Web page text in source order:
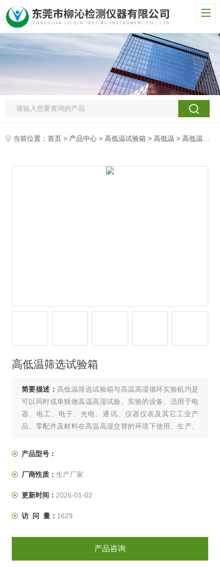
当前位置：首页 > 产品中心 >高低温试验箱 >高低温 > 高低温筛选试验箱
高低温筛选试验箱
简要描述： 高低温筛选试验箱与高温高湿循环实验机均是
可以同时或单独做高温高湿试验、实验的设备。适用于电
器、电工、电子、光电、通讯、仪器仪表及其它工业产
品、零配件及材料在高温高湿交替的环境下使用、生产、
耐干性试验及品质管理工程的可靠性检测设备。本设备的
按人工设定的指令不停的循环试验。
产品型号：
厂商性质： 生产厂家
更新时间： 2026-01-02
访 问 量： 1629
产品咨询